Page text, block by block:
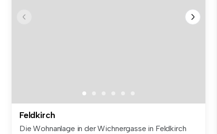
Feldkirch
Die Wohnanlage in der Wichnergasse in Feldkirch